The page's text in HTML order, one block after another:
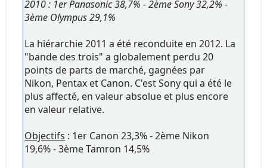
2010 : 1er Panasonic 38,7% - 2ème Sony 32,2% -
3ème Olympus 29,1%
La hiérarchie 2011 a été reconduite en 2012. La
"bande des trois" a globalement perdu 20
points de parts de marché, gagnées par
Nikon, Pentax et Canon. C'est Sony qui a été le
plus affecté, en valeur absolue et plus encore
en valeur relative.
Objectifs : 1er Canon 23,3% - 2ème Nikon
19,6% - 3ème Tamron 14,5%